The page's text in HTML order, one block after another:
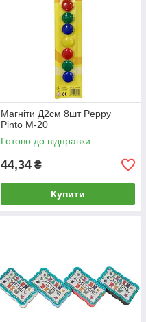
Магніти Д2см 8шт Peppy
Pinto М-20
Готово до відправки
44,34 ₴
Купити